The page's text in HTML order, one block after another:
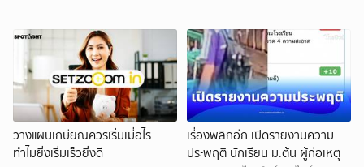
วางแผนเกษียณควรเริ่มเมื่อไร
ทำไมยิ่งเริ่มเร็วยิ่งดี
เรื่องพลิกอีก เปิดรายงานความ
ประพฤติ นักเรียน ม.ต้น ผู้ก่อเหตุ